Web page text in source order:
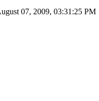
07, 2009, 03:31:25 PM